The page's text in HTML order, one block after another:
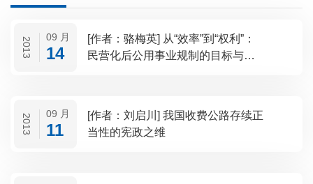
2013 09 月
14
[作者：骆梅英] 从“效率”到“权利”：
民营化后公用事业规制的目标与框
2013 09 月
11
[作者：刘启川] 我国收费公路存续正
当性的宪政之维